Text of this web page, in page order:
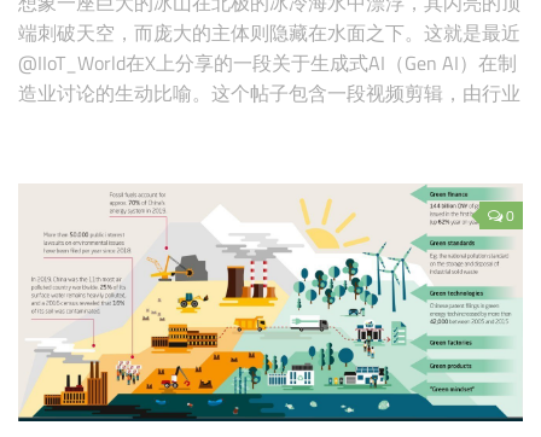
端刺破天空，而庞大的主体则隐藏在水面之下。这就是最近
@IIoT_World在X上分享的一段关于生成式AI（Gen AI）在制
造业讨论的生动比喻。这个帖子包含一段视频剪辑，由行业
——而忽略了水下沉重的部分：数据结构化、新型数据来
源，以及从概率预测转向铁一般的保证。
0